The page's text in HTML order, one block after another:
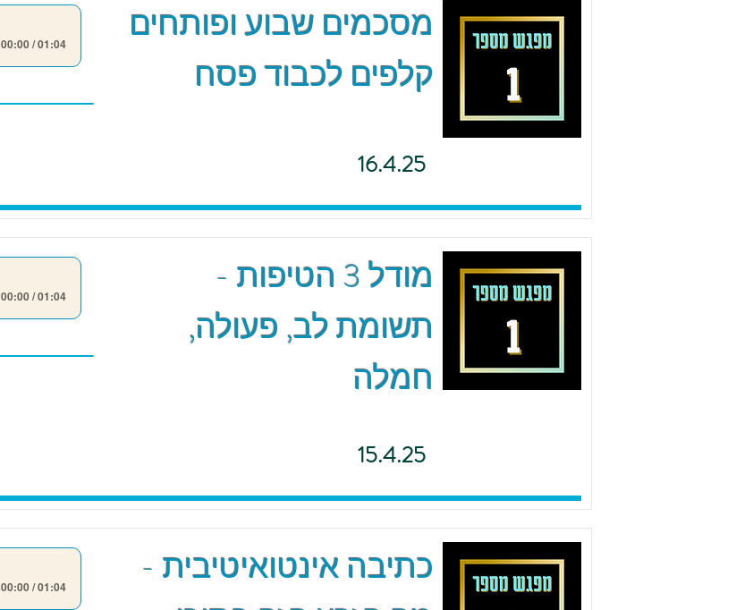
00:00 / 01:04
מסכמים שבוע ופותחים
קלפים לכבוד פסח
16.4.25
00:00 / 01:04
מודל 3 הטיפות -
תשומת לב, פעולה,
חמלה
15.4.25
00:00 / 01:04
כתיבה אינטואיטיבית -